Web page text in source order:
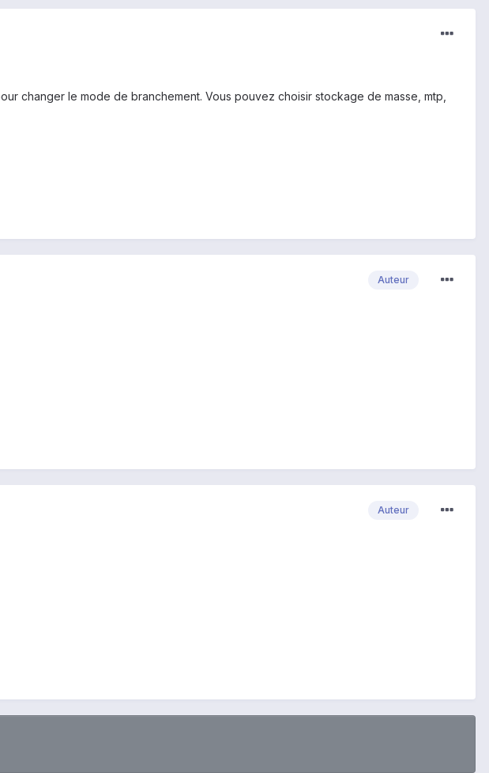
changer le mode de branchement. Vous pouvez choisir stockage de masse, mtp,
Auteur
Auteur